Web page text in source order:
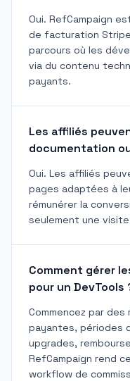
Oui. RefCampaign
de facturation
parcours où les
via du contenu
payants.
Les affiliés
documentation
Oui. Les affiliés
pages adaptées à
rémunérer la
seulement une
Comment gérer
pour un DevTools
Commencez par
payantes, périodes
upgrades,
RefCampaign rend
workflow de